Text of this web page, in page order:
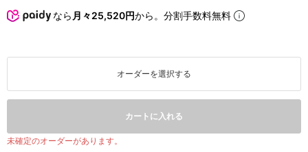
なら 月々25,520円から。分割手数料無料
オーダーを選択する
カートに入れる
未確定のオーダーがあります。